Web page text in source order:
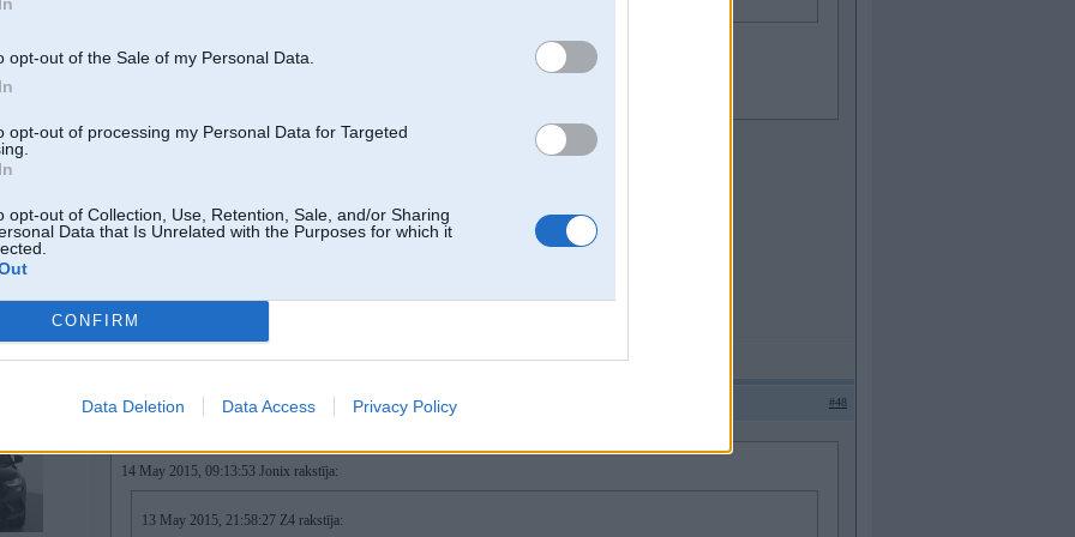
opt-out of the Sale of my Personal Data.
opt-out of processing my Personal Data for Targeted
opt-out of Collection, Use, Retention, Sale, and/or Sharing
Data that Is Unrelated with the Purposes for which it
CONFIRM
Data Deletion Data Access Privacy Policy
70 74 75 6E 69
Jebkura normāla diagnostikas iekārta un cilvēks, kurš kaut ko saprot no šiem rādījumiem.
www.dpf-serviss.lv- DPF, FAP, OPF sistēmu diagnostika un remonts.
----------------
• DPF serviss
• Immo off
14. May 2015, 09:50 #48
14 May 2015, 09:13:53 Jonix rakstīja:
13 May 2015, 21:58:27 Z4 rakstīja: